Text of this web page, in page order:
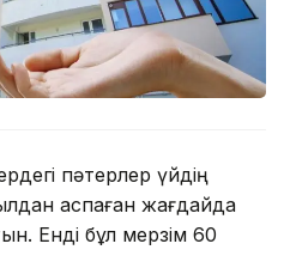
пәтерлер үйдің
аспаған жағдайда
Енді бұл мерзім 60